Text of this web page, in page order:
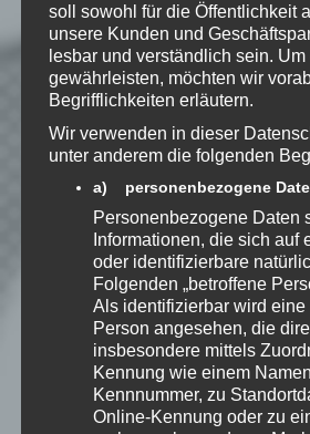
E-Mail-Adresse*
Website
*Ich habe die
Datenschutzerklärungzur
Kenntnis genommen. Ich
zu, dass meine Angaben
gespeichert werden.
Benachrichtige mich über
nachfolgende
Mail.
soll sowohl für die Öffentlichkeit
unsere Kunden und
lesbar und verständlich sein. Um
gewährleisten, möchten wir
Begrifflichkeiten erläutern.
Wir verwenden in dieser
unter anderem die folgenden
a) personenbezogene
Personenbezogene Daten
Informationen, die sich auf
oder identifizierbare
Folgenden „betroffene
Als identifizierbar wird eine
Person angesehen, die
insbesondere mittels
Kennung wie einem
Kennnummer, zu
Online-Kennung oder zu